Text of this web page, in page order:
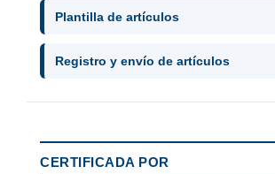
Plantilla de artículos
Registro y envío de artículos
CERTIFICADA POR